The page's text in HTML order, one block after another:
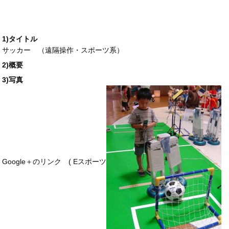
1)タイトル
サッカー （遠隔操作・スポーツ系）
2)概要
3)写真
Google＋のリンク ( Eスポーツ